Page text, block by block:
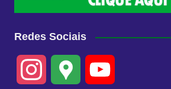
Redes Sociais